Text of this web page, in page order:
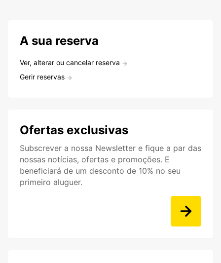
A sua reserva
Ver, alterar ou cancelar reserva
Gerir reservas
Ofertas exclusivas
Subscrever a nossa Newsletter e fique a par das
nossas notícias, ofertas e promoções. E
beneficiará de um desconto de 10% no seu
primeiro aluguer.